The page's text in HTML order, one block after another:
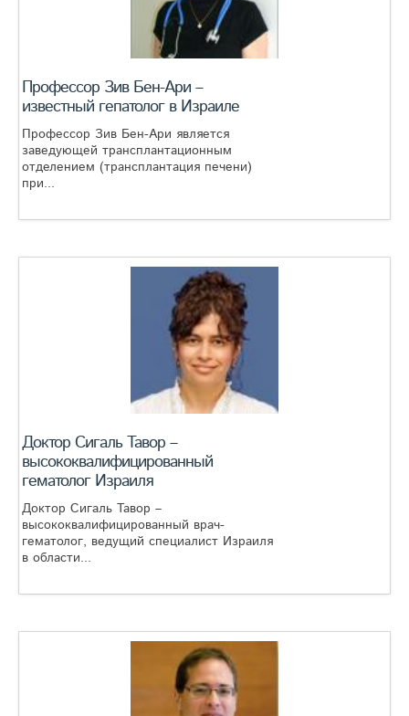
Профессор Зив Бен-Ари –
известный гепатолог в Израиле
Профессор Зив Бен-Ари является
заведующей трансплантационным
отделением (трансплантация печени)
при...
Доктор Сигаль Тавор –
высококвалифицированный
гематолог Израиля
Доктор Сигаль Тавор –
высококвалифицированный врач-
гематолог, ведущий специалист Израиля
в области...